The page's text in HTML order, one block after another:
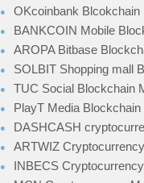
OKcoinbank
BANKCOIN Mobile
AROPA Bitbase
SOLBIT Shopping mall
TUC Social Blockchain
PlayT Media
DASHCASH
ARTWIZ
INBECS